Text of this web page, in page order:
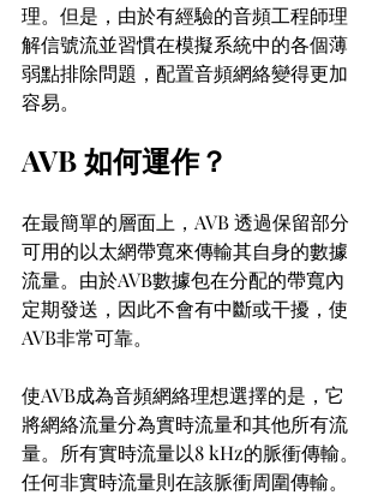
理。但是，由於有經驗的音頻工程師理
解信號流並習慣在模擬系統中的各個薄
弱點排除問題，配置音頻網絡變得更加
容易。
AVB 如何運作？
在最簡單的層面上，AVB 透過保留部分
可用的以太網帶寬來傳輸其自身的數據
流量。由於AVB數據包在分配的帶寬內
定期發送，因此不會有中斷或干擾，使
AVB非常可靠。
使AVB成為音頻網絡理想選擇的是，它
將網絡流量分為實時流量和其他所有流
量。所有實時流量以8 kHz的脈衝傳輸。
任何非實時流量則在該脈衝周圍傳輸。